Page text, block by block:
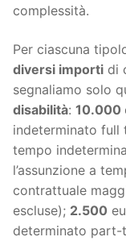
complessità.
Per ciascuna
diversi importi di
segnaliamo solo
disabilità: 10.000
indeterminato full
tempo
l’assunzione a
contrattuale
escluse); 2.500
determinato